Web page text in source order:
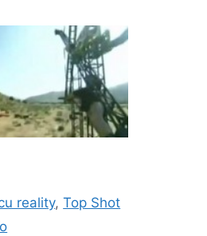
reality,Top Shot